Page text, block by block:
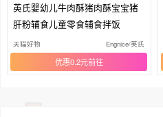
英氏婴幼儿牛肉酥猪肉酥宝宝猪
肝粉辅食儿童零食辅食拌饭
天猫好物 Engnice/英氏
优惠0.2元